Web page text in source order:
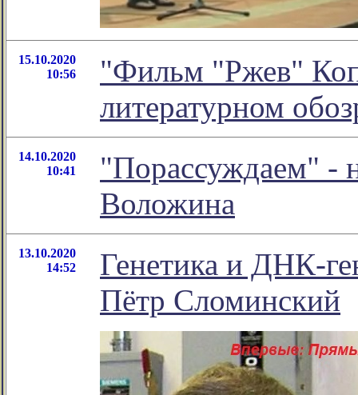
15.10.2020
10:56
"Фильм "Ржев"
литературном
14.10.2020
10:41
"Порассуждаем" -
Воложина
13.10.2020
14:52
Генетика и ДНК-
Пётр Сломинский